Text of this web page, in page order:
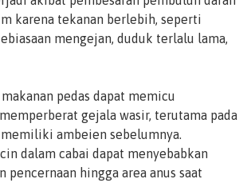
karena tekanan berlebih, seperti
mengejan, duduk terlalu lama,
pedas dapat memicu
gejala wasir, terutama pada
ambeien sebelumnya.
dalam cabai dapat menyebabkan
pencernaan hingga area anus saat